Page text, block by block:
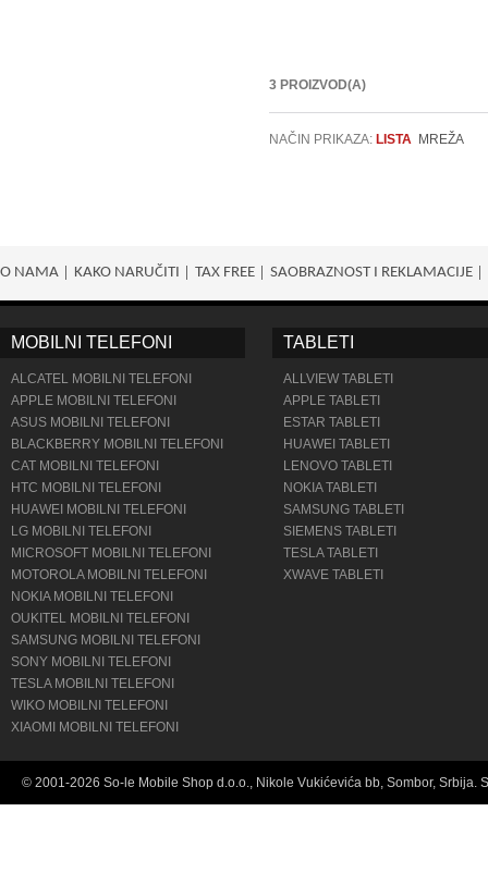
3 PROIZVOD(A)
NAČIN PRIKAZA: LISTA MREŽA
O NAMA KAKO NARUČITI TAX FREE SAOBRAZNOST I REKLAMACIJE
MOBILNI TELEFONI
ALCATEL MOBILNI TELEFONI
APPLE MOBILNI TELEFONI
ASUS MOBILNI TELEFONI
BLACKBERRY MOBILNI TELEFONI
CAT MOBILNI TELEFONI
HTC MOBILNI TELEFONI
HUAWEI MOBILNI TELEFONI
LG MOBILNI TELEFONI
MICROSOFT MOBILNI TELEFONI
MOTOROLA MOBILNI TELEFONI
NOKIA MOBILNI TELEFONI
OUKITEL MOBILNI TELEFONI
SAMSUNG MOBILNI TELEFONI
SONY MOBILNI TELEFONI
TESLA MOBILNI TELEFONI
WIKO MOBILNI TELEFONI
XIAOMI MOBILNI TELEFONI
TABLETI
ALLVIEW TABLETI
APPLE TABLETI
ESTAR TABLETI
HUAWEI TABLETI
LENOVO TABLETI
NOKIA TABLETI
SAMSUNG TABLETI
SIEMENS TABLETI
TESLA TABLETI
XWAVE TABLETI
© 2001-2026 So-le Mobile Shop d.o.o., Nikole Vukićevića bb, Sombor, Srbija.